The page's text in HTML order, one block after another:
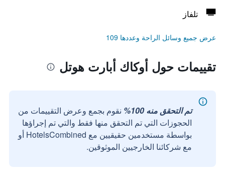
تلفاز
عرض جميع وسائل الراحة وعددها 109
تقييمات حول أوكاك أبارت هوتل
تم التحقق منه 100%
نقوم بجمع وعرض التقييمات من
الحجوزات التي تم التحقق منها فقط والتي تم إجراؤها
بواسطة مستخدمين حقيقيين مع HotelsCombined أو
مع شركائنا الخارجيين الموثوقين.